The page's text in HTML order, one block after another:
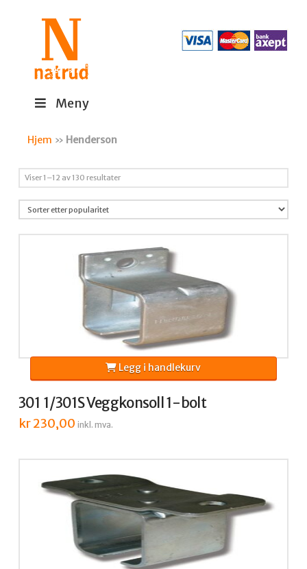
Meny
Hjem » Henderson
Viser 1–12 av 130 resultaterSortert
301 1/301S Veggkonsoll 1-bolt
kr230,00 inkl. mva.
Legg i handlekurv